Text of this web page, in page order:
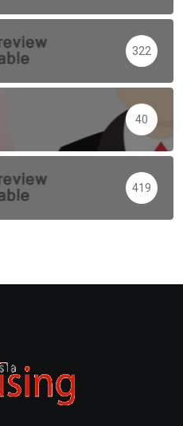
322
40
419